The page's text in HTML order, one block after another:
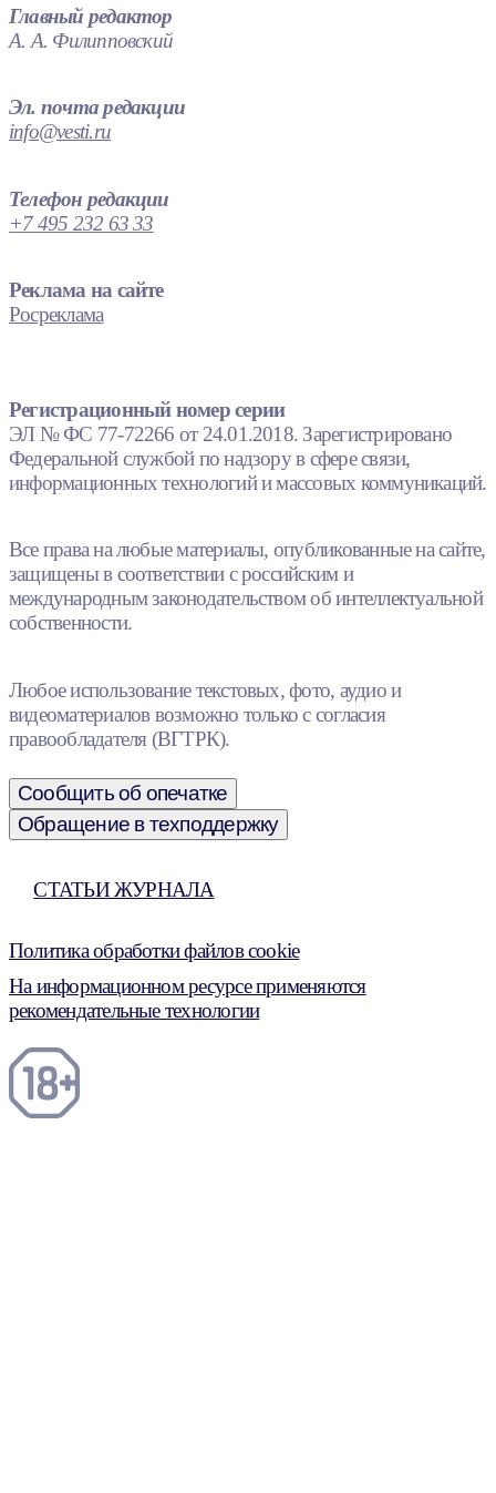
Главный редактор
А. А. Филипповский
Эл. почта редакции
info@vesti.ru
Телефон редакции
+7 495 232 63 33
Реклама на сайте
Росреклама
Регистрационный номер серии
ЭЛ № ФС 77-72266 от 24.01.2018. Зарегистрировано
Федеральной службой по надзору в сфере связи,
информационных технологий и массовых коммуникаций.
Все права на любые материалы, опубликованные на сайте,
защищены в соответствии с российским и
международным законодательством об интеллектуальной
собственности.
Любое использование текстовых, фото, аудио и
видеоматериалов возможно только с согласия
правообладателя (ВГТРК).
Сообщить об опечатке
Обращение в техподдержку
СТАТЬИ ЖУРНАЛА
Политика обработки файлов cookie
На информационном ресурсе применяются
рекомендательные технологии